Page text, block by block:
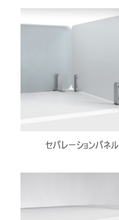
セパレーションパネル